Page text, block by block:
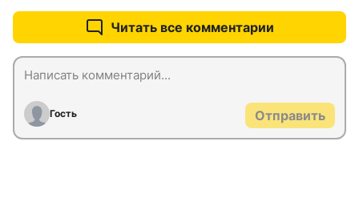
Читать все комментарии
Гость Отправить